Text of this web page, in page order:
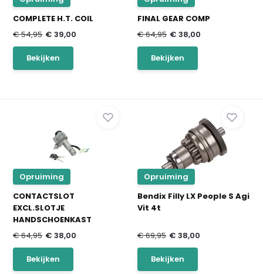
COMPLETE H.T. COIL
€ 54,95 € 39,00
Bekijken
FINAL GEAR COMP
€ 64,95 € 38,00
Bekijken
Opruiming
CONTACTSLOT
EXCL.SLOTJE
HANDSCHOENKAST
€ 64,95 € 38,00
Bekijken
Opruiming
Bendix Filly LX People S Agi
Vit 4t
€ 69,95 € 38,00
Bekijken